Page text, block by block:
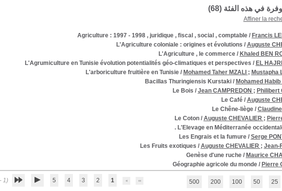
في هذه الفئة (68
)
Affiner la
Agriculture : 1997 - 1998 , juridique , fiscal , social , comptable/ Francis
L'Agriculture coloniale : origines et évolutions / Auguste
L'Agriculture , le commerce/ Khaled BEN
L'Agrumiculture en Tunisie évolution potentialités géo-climatiques et perspectives / EL
L'arboriculture fruitière en Tunisie/ Mohamed Taher MZALI ; Mustapha
Bacillas Thuringiensis Kurstaki/ Mohamed Habib
Le Bois / Jean CAMPREDON ; Philibert
Le Café/ Auguste
Le Chêne-liège/
Le Coton/ Auguste CHEVALIER ;
L'Elevage en Méditerranée
Les Engrais et la fumure/ Serge
Les Fruits exotiques / Auguste CHEVALIER ; Jean-
Genèse d'une ruche/ Maurice
Géographie agricole du monde/ Pierre
1
2
3
4
5
(1 - 15 / 68) 25
50
100
200
500